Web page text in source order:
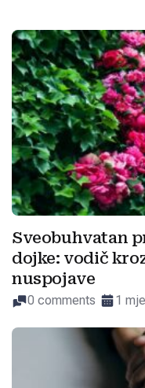
Sveobuhvatan
dojke: vodič
nuspojave
0 comments 1